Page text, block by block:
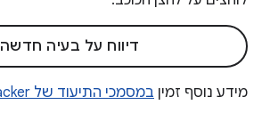
דיווח על בעיה חדשה
מידע נוסף זמין במסמכי התיעוד של Issue Tracker